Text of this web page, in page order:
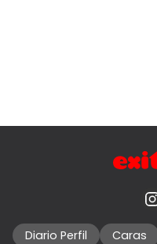
Diario Perfil Caras